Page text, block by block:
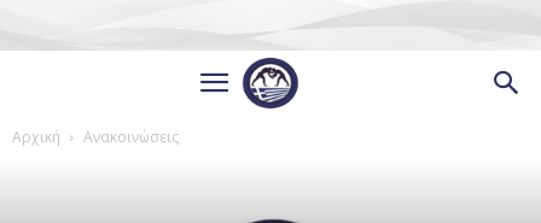
Αρχική Ανακοινώσεις